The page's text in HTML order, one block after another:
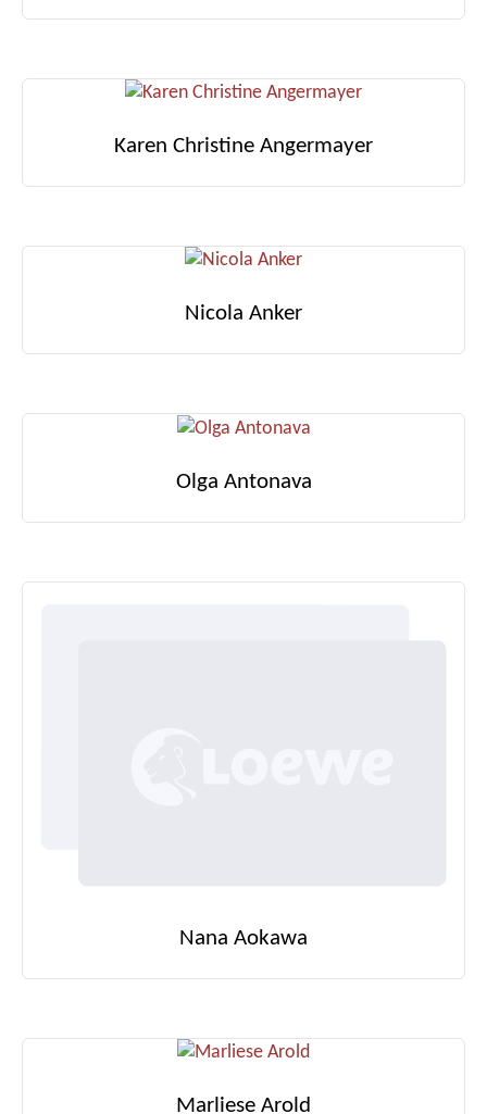
Karen Christine Angermayer
Nicola Anker
Olga Antonava
Nana Aokawa
Marliese Arold